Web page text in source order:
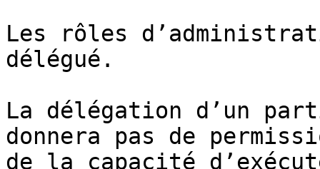
Les rôles
délégué.
La délégation d’un
donnera pas de
de la capacité